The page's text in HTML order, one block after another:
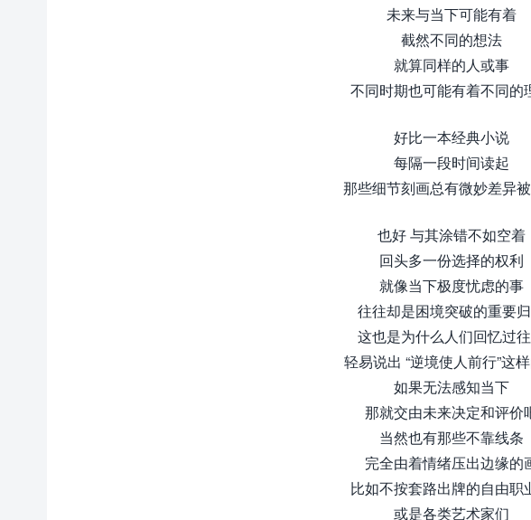
未来与当下可能有着
截然不同的想法
就算同样的人或事
不同时期也可能有着不同的
好比一本经典小说
每隔一段时间读起
那些细节刻画总有微妙差异
也好 与其涂错不如空着
回头多一份选择的权利
就像当下极度忧虑的事
往往却是困境突破的重要
这也是为什么人们回忆过
轻易说出 “逆境使人前行”这
如果无法感知当下
那就交由未来决定和评价
当然也有那些不靠线条
完全由着情绪压出边缘的
比如不按套路出牌的自由职
或是各类艺术家们